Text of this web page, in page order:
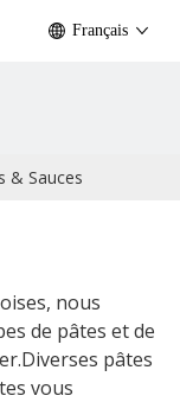
Français
& Sauces
nous
de pâtes et de
pâtes
vous